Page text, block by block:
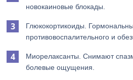
новокаиновые блокады.
Глюкокортикоиды.
противовоспалительного и
Миорелаксанты. Снимают
болевые ощущения.